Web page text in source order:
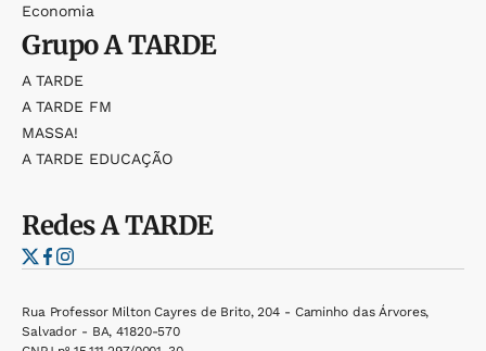
Economia
GrupoA TARDE
A TARDE
A TARDE FM
MASSA!
A TARDE EDUCAÇÃO
RedesA TARDE
Rua Professor Milton Cayres de Brito, 204 - Caminho das Árvores,
Salvador - BA, 41820-570